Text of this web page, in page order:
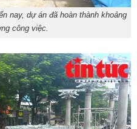
nay, dự án đã hoàn thành khoảng
công việc.